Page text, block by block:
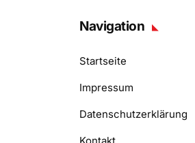
Navigation
Startseite
Impressum
Datenschutzerklärung